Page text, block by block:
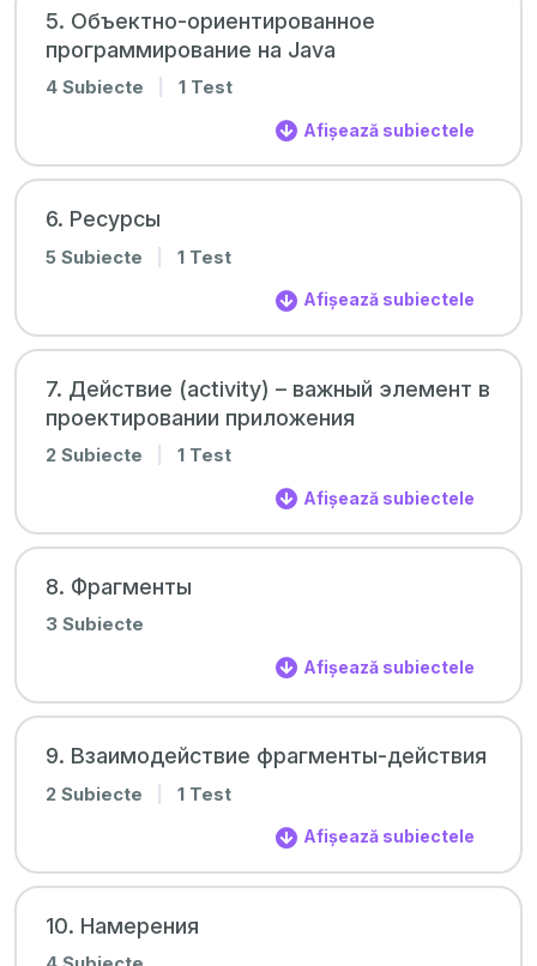
5. Объектно-ориентированное
программирование на Java
4 Subiecte 1 Test
Afișează subiectele
6. Ресурсы
5 Subiecte 1 Test
Afișează subiectele
7. Действие (activity) – важный элемент в
проектировании приложения
2 Subiecte 1 Test
Afișează subiectele
8. Фрагменты
3 Subiecte
Afișează subiectele
9. Взаимодействие фрагменты-действия
2 Subiecte 1 Test
Afișează subiectele
10. Намерения